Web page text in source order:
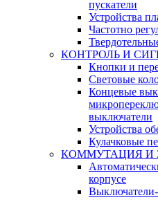
пускатели
Устройства
Частотно
КОНТРОЛЬ И
Кнопки и
Световые
Концевые
выключатели
Устройства
Кулачковые
КОММУТАЦИЯ И
корпусе
Выключатели-